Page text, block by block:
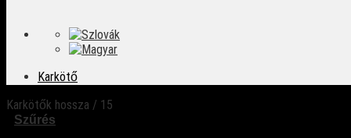
Karkötő
Karkötők hossza / 15
Szűrés